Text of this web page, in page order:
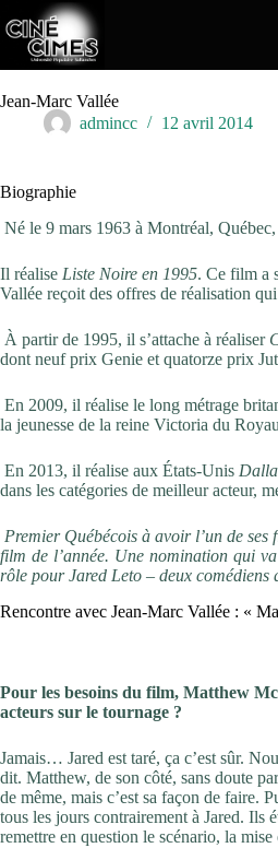
au
contenu
Jean-Marc Vallée
admincc
12 avril 2014
Biographie
Né le 9 mars 1963 à Montréal,
Il réalise Liste Noire en 1995. Ce film a
Vallée reçoit des offres de réalisation
À partir de 1995, il s’attache à réaliser
dont neuf prix Genie et quatorze prix
En 2009, il réalise le long métrage
la jeunesse de la reine Victoria du
En 2013, il réalise aux États-Unis
dans les catégories de meilleur acteur,
Premier Québécois à avoir l’un de
film de l’année. Une nomination qui
rôle pour Jared Leto – deux
Rencontre avec Jean-Marc Vallée : «
Pour les besoins du film, Matthew
acteurs sur le tournage ?
Jamais… Jared est taré, ça c’est sûr.
dit. Matthew, de son côté, sans doute
de même, mais c’est sa façon de faire.
tous les jours contrairement à Jared. Ils
remettre en question le scénario, la